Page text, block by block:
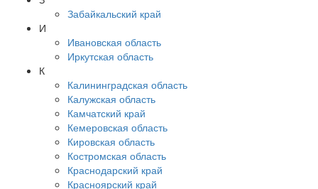
Забайкальский край
И
Ивановская область
Иркутская область
К
Калининградская область
Калужская область
Камчатский край
Кемеровская область
Кировская область
Костромская область
Краснодарский край
Красноярский край